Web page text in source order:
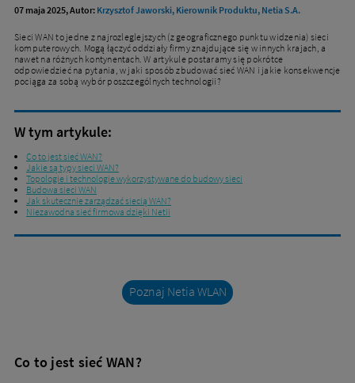
07 maja 2025, Autor: Krzysztof Jaworski, Kierownik Produktu, Netia S.A.
Sieci WAN to jedne z najrozleglejszych (z geograficznego punktu widzenia) sieci
komputerowych. Mogą łączyć oddziały firmy znajdujące się w innych krajach, a
nawet na różnych kontynentach. W artykule postaramy się pokrótce
odpowiedzieć na pytania, w jaki sposób zbudować sieć WAN i jakie konsekwencje
pociąga za sobą wybór poszczególnych technologii?
W tym artykule:
Co to jest sieć WAN?
Jakie są typy sieci WAN?
Topologie i technologie wykorzystywane do budowy sieci
Budowa sieci WAN
Jak skutecznie zarządzać siecią WAN?
Niezawodna sieć firmowa dzięki Netii
Poznaj Netia WLAN
Co to jest sieć WAN?